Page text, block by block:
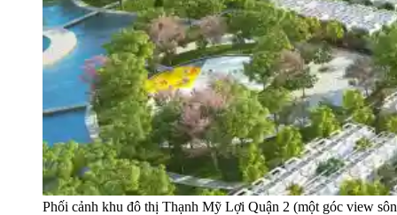
Phối cảnh khu đô thị Thạnh Mỹ Lợi Quận 2 (một góc view